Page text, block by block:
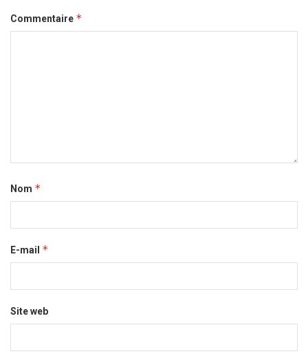
Commentaire *
Nom *
E-mail *
Site web